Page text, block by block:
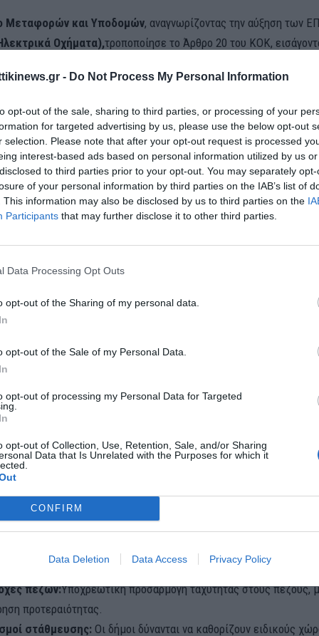
- Do Not Process My Personal Information
opt-out of the sale, sharing to third parties, or processing of your
for targeted advertising by us, please use the below opt-out
selection. Please note that after your opt-out request is processed
interest-based ads based on personal information utilized by us
to third parties prior to your opt-out. You may separately
of your personal information by third parties on the IAB’s list of
This information may also be disclosed by us to third parties on the
Participants that may further disclose it to other third parties.
Data Processing Opt Outs
opt-out of the Sharing of my personal data.
opt-out of the Sale of my Personal Data.
opt-out of processing my Personal Data for Targeted
opt-out of Collection, Use, Retention, Sale, and/or Sharing
Data that Is Unrelated with the Purposes for which it
CONFIRM
Data Deletion Data Access Privacy Policy
Μεταφορών και Υποδομών, αναγνωρίζοντας την αύξηση των
Οχήματα),τροποποίησε το Άρθρο 20 του ΚΟΚ,
με συγκεκριμένες υποχρεώσεις.
στην κατηγορία ΕΠΗΟ
ΕΠΗΟ ανήκουν:
πατίνια (e-scooters)
και τροχοσανίδες
προσωπικά οχήματα, όπως μονόκυκλα ή δίκυκλα
κανόνες χρήσης
των ΕΠΗΟ, ο νέος ΚΟΚ προβλέπει:
Η μέγιστη ταχύτητα είναι 25 χλμ./ώρα.
ώρα, όπως λεωφόρους και εθνικές οδούς.
και κινητά:
με ανοικτή ακρόαση.
επιβατών:Απαγορεύεται η μεταφορά δεύτερου ατόμου.
μέτρα και υποχρεώσεις
χρήση κράνουςγια οχήματα με ταχύτητα 7-25 χλμ./ώρα.
οι οδηγοί πρέπει να κινούνται στο δεξί άκρο του δρόμου.
πεζών:Υποχρεωτική προσαρμογή ταχύτητας στους πεζούς,
προτεραιότητας.
στάθμευσης: Οι δήμοι δύνανται να καθορίζουν ειδικούς